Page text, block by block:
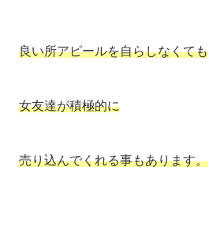
良い所アピールを自らしなくても
女友達が積極的に
売り込んでくれる事もあります。